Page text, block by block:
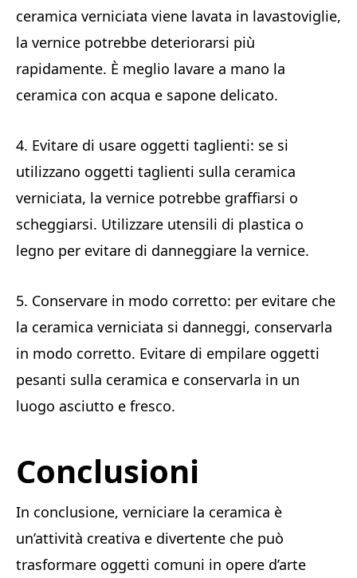
ceramica verniciata viene lavata in lavastoviglie,
la vernice potrebbe deteriorarsi più
rapidamente. È meglio lavare a mano la
ceramica con acqua e sapone delicato.
4. Evitare di usare oggetti taglienti: se si
utilizzano oggetti taglienti sulla ceramica
verniciata, la vernice potrebbe graffiarsi o
scheggiarsi. Utilizzare utensili di plastica o
legno per evitare di danneggiare la vernice.
5. Conservare in modo corretto: per evitare che
la ceramica verniciata si danneggi, conservarla
in modo corretto. Evitare di empilare oggetti
pesanti sulla ceramica e conservarla in un
luogo asciutto e fresco.
Conclusioni
In conclusione, verniciare la ceramica è
un’attività creativa e divertente che può
trasformare oggetti comuni in opere d’arte